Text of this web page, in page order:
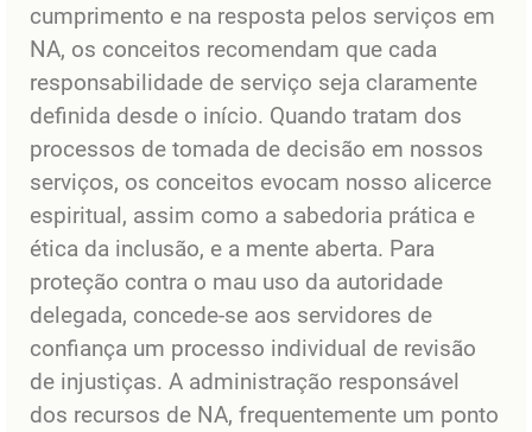
cumprimento e na resposta pelos serviços em
NA, os conceitos recomendam que cada
responsabilidade de serviço seja claramente
definida desde o início. Quando tratam dos
processos de tomada de decisão em nossos
serviços, os conceitos evocam nosso alicerce
espiritual, assim como a sabedoria prática e
ética da inclusão, e a mente aberta. Para
proteção contra o mau uso da autoridade
delegada, concede-se aos servidores de
confiança um processo individual de revisão
de injustiças. A administração responsável
dos recursos de NA, frequentemente um ponto